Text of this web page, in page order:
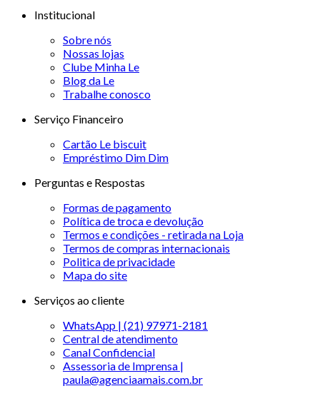
Institucional
Sobre nós
Nossas lojas
Clube Minha Le
Blog da Le
Trabalhe conosco
Serviço Financeiro
Cartão Le biscuit
Empréstimo Dim Dim
Perguntas e Respostas
Formas de pagamento
Política de troca e devolução
Termos e condições - retirada na Loja
Termos de compras internacionais
Politica de privacidade
Mapa do site
Serviços ao cliente
WhatsApp | (21) 97971-2181
Central de atendimento
Canal Confidencial
Assessoria de Imprensa |
paula@agenciaamais.com.br